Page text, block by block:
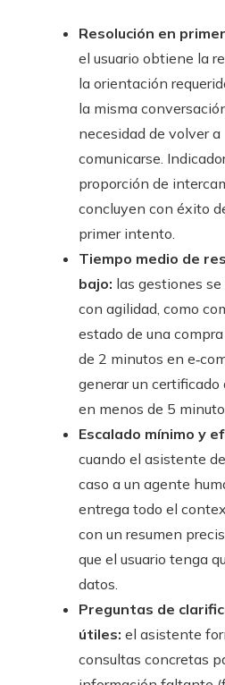
Resolución en
el usuario obtiene la
la orientación
la misma
necesidad de volver a
comunicarse.
proporción de
concluyen con éxito
primer intento.
Tiempo medio de
bajo: las gestiones
con agilidad, como
estado de una
de 2 minutos en
generar un certificado
en menos de 5
Escalado mínimo y
cuando el asistente
caso a un agente
entrega todo el
con un resumen
que el usuario tenga
datos.
Preguntas de
útiles: el asistente
consultas concretas